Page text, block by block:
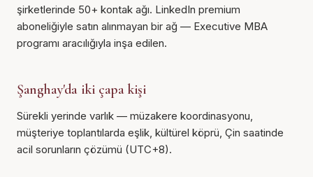
şirketlerinde 50+ kontak ağı. LinkedIn premium
aboneliğiyle satın alınmayan bir ağ — Executive MBA
programı aracılığıyla inşa edilen.
Şanghay'da iki çapa kişi
Sürekli yerinde varlık — müzakere koordinasyonu,
müşteriye toplantılarda eşlik, kültürel köprü, Çin saatinde
acil sorunların çözümü (UTC+8).